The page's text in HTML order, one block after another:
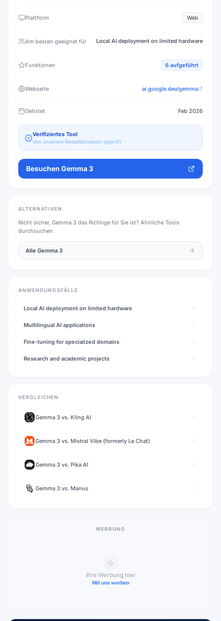
Plattform Web
Am besten geeignet für Local AI deployment on limited hardware
Funktionen 6 aufgeführt
Webseite ai.google.dev/gemma
Gelistet Feb 2026
Verifiziertes Tool
Von unserem Redaktionsteam geprüft
Besuchen Gemma 3
ALTERNATIVEN
Nicht sicher, Gemma 3 das Richtige für Sie ist? Ähnliche Tools
durchsuchen.
Alle Gemma 3
ANWENDUNGSFÄLLE
Local AI deployment on limited hardware
Multilingual AI applications
Fine-tuning for specialized domains
Research and academic projects
VERGLEICHEN
Gemma 3 vs. Kling AI
Gemma 3 vs. Mistral Vibe (formerly Le Chat)
Gemma 3 vs. Pika AI
Gemma 3 vs. Manus
WERBUNG
Ihre Werbung hier
Mit uns werben